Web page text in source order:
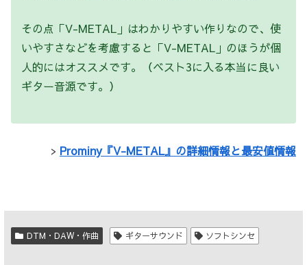
その点「V-METAL」はわかりやすい作りなので、使
いやすさなどを考慮すると「V-METAL」のほうが個
人的にはオススメです。（ベスト3に入る本当に良い
ギター音源です。）
> Prominy『V-METAL』の詳細情報と最安値情報
DTM・DAW・作曲 ギターサウンド ソフトシンセ